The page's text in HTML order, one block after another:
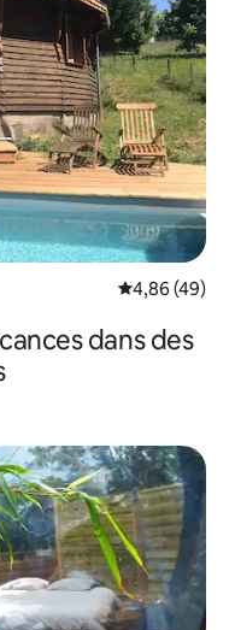
Évaluation
4,86 (49)
dans des